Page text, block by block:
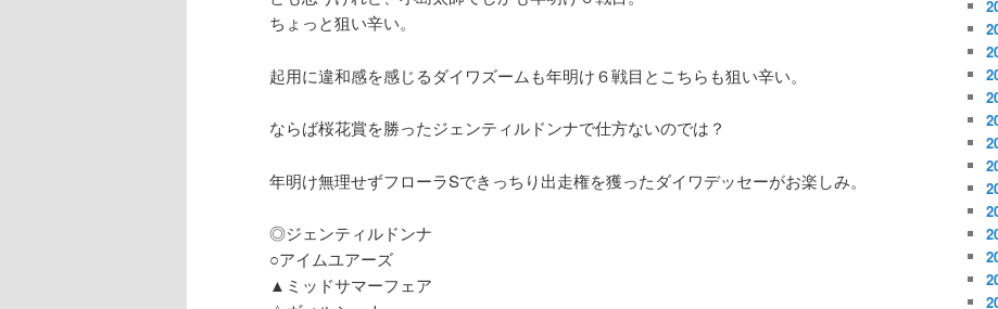
ちょっと狙い辛い。
起用に違和感を感じるダイワズームも年明け６戦目とこちらも狙い辛い。
ならば桜花賞を勝ったジェンティルドンナで仕方ないのでは？
年明け無理せずフローラSできっちり出走権を獲ったダイワデッセーがお楽しみ。
◎ジェンティルドンナ
○アイムユアーズ
▲ミッドサマーフェア